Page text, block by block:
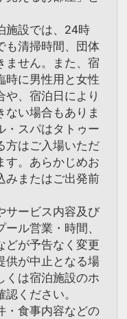
施設では、24時
も清掃時間、団体
ません。また、宿
時に男性用と女性
や、宿泊日により
ない場合もありま
・スパはタトゥー
方はご入場いただ
す。あらかじめお
みまたはご出発前
サービス内容及び
ル営業・時間、
どが予告なく変更
供が中止となる場
くは宿泊施設のホ
ください。
・食事内容などの